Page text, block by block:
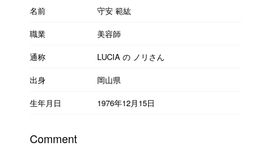
名前
守安 範紘
職業
美容師
通称
LUCIA の ノリさん
出身
岡山県
生年月日
1976年12月15日
Comment